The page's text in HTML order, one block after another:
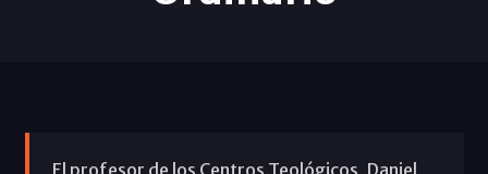
El profesor de los Centros Teológicos, Daniel